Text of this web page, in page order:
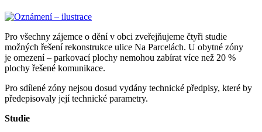
Pro všechny zájemce o dění v obci zveřejňujeme čtyři studie
možných řešení rekonstrukce ulice Na Parcelách. U obytné zóny
je omezení – parkovací plochy nemohou zabírat více než 20 %
plochy řešené komunikace.
Pro sdílené zóny nejsou dosud vydány technické předpisy, které by
předepisovaly její technické parametry.
Studie